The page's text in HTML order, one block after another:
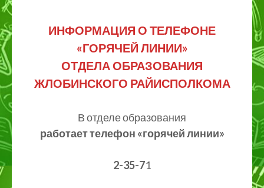
ИНФОРМАЦИЯ О ТЕЛЕФОНЕ
«ГОРЯЧЕЙ ЛИНИИ»
ОТДЕЛА ОБРАЗОВАНИЯ
ЖЛОБИНСКОГО РАЙИСПОЛКОМА
В отделе образования
работает телефон «горячей линии»
2-35-71